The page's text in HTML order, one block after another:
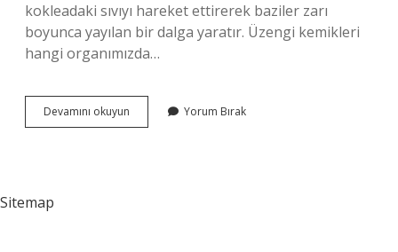
kokleadaki sıvıyı hareket ettirerek baziler zarı
boyunca yayılan bir dalga yaratır. Üzengi kemikleri
hangi organımızda…
Devamını okuyun
Kemiği
Yorum Bırak
Sitemap